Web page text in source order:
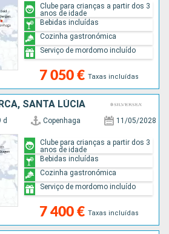
7 050 € Taxas incluídas
Clube para crianças a partir dos 3
anos de idade
Bebidas incluídas
Cozinha gastronómica
Serviço de mordomo incluído
SANTA LÚCIA
d Copenhaga 11/05/2028
7 400 € Taxas incluídas
Clube para crianças a partir dos 3
anos de idade
Bebidas incluídas
Cozinha gastronómica
Serviço de mordomo incluído